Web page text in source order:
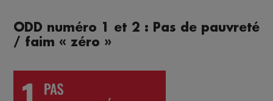
ODD numéro 1 et 2 : Pas de pauvreté
/ faim « zéro »